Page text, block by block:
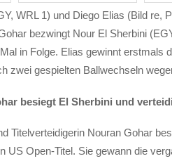
WRL 1) und Diego Elias (Bild re,
bezwingt Nour El Sherbini
in Folge. Elias gewinnt erstmals
zwei gespielten Ballwechseln
besiegt El Sherbini und
Titelverteidigerin Nouran Gohar
US Open-Titel. Sie gewann die